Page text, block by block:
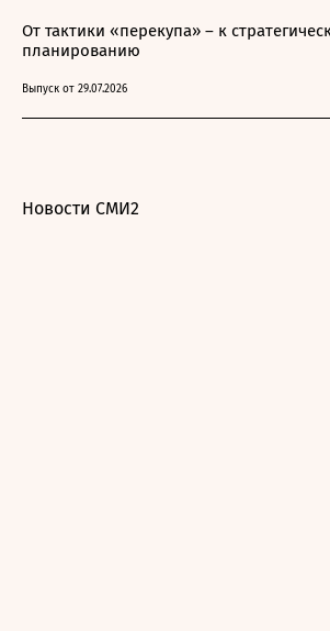
От тактики «перекупа» – к
планированию
Выпуск от 29.07.2026
Новости СМИ2